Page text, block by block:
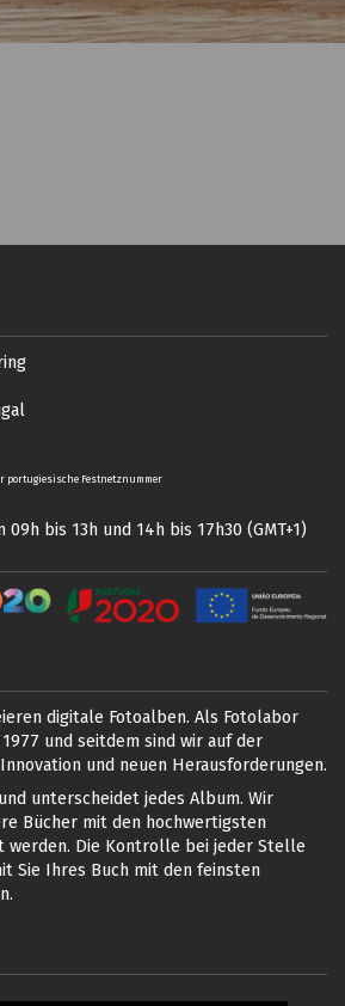
Festnetznummer
bis 13h und 14h bis 17h30 (GMT+1)
digitale Fotoalben. Als Fotolabor
und seitdem sind wir auf der
und neuen Herausforderungen.
unterscheidet jedes Album. Wir
Bücher mit den hochwertigsten
Die Kontrolle bei jeder Stelle
Sie Ihres Buch mit den feinsten